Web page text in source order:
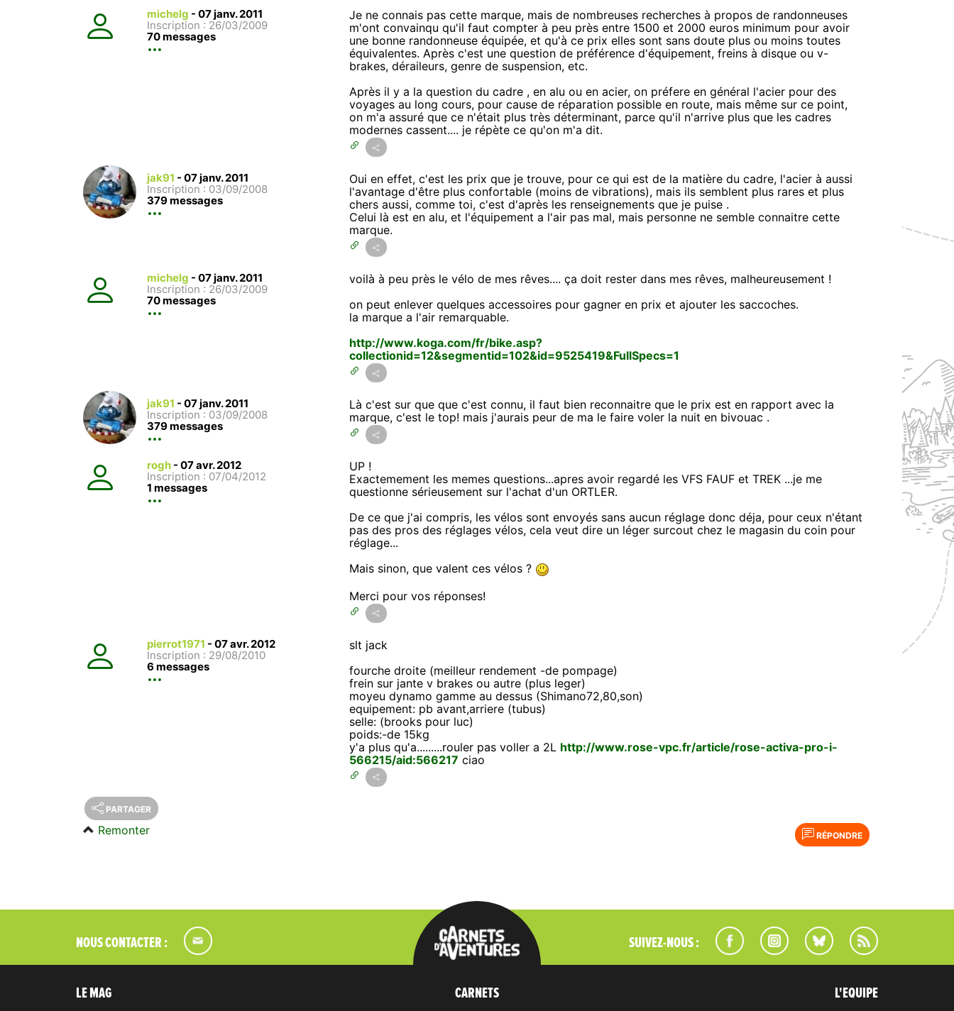
michelg - 07 janv. 2011
Inscription : 26/03/2009
70 messages
Je ne connais pas cette marque, mais de nombreuses recherches à propos de randonneuses
m'ont convainqu qu'il faut compter à peu près entre 1500 et 2000 euros minimum pour avoir
une bonne randonneuse équipée, et qu'à ce prix elles sont sans doute plus ou moins toutes
équivalentes. Après c'est une question de préférence d'équipement, freins à disque ou v-
brakes, déraileurs, genre de suspension, etc.
Après il y a la question du cadre , en alu ou en acier, on préfere en général l'acier pour des
voyages au long cours, pour cause de réparation possible en route, mais même sur ce point,
on m'a assuré que ce n'était plus très déterminant, parce qu'il n'arrive plus que les cadres
modernes cassent.... je répète ce qu'on m'a dit.
jak91 - 07 janv. 2011
Inscription : 03/09/2008
379 messages
Oui en effet, c'est les prix que je trouve, pour ce qui est de la matière du cadre, l'acier à aussi
l'avantage d'être plus confortable (moins de vibrations), mais ils semblent plus rares et plus
chers aussi, comme toi, c'est d'après les renseignements que je puise .
Celui là est en alu, et l'équipement a l'air pas mal, mais personne ne semble connaitre cette
marque.
michelg - 07 janv. 2011
Inscription : 26/03/2009
70 messages
voilà à peu près le vélo de mes rêves.... ça doit rester dans mes rêves, malheureusement !
on peut enlever quelques accessoires pour gagner en prix et ajouter les saccoches.
la marque a l'air remarquable.
http://www.koga.com/fr/bike.asp?
collectionid=12&segmentid=102&id=9525419&FullSpecs=1
jak91 - 07 janv. 2011
Inscription : 03/09/2008
379 messages
Là c'est sur que que c'est connu, il faut bien reconnaitre que le prix est en rapport avec la
marque, c'est le top! mais j'aurais peur de ma le faire voler la nuit en bivouac .
rogh - 07 avr. 2012
Inscription : 07/04/2012
1 messages
UP !
Exactemement les memes questions...apres avoir regardé les VFS FAUF et TREK ...je me
questionne sérieusement sur l'achat d'un ORTLER.
De ce que j'ai compris, les vélos sont envoyés sans aucun réglage donc déja, pour ceux n'étant
pas des pros des réglages vélos, cela veut dire un léger surcout chez le magasin du coin pour
réglage...
Mais sinon, que valent ces vélos ?
Merci pour vos réponses!
pierrot1971 - 07 avr. 2012
Inscription : 29/08/2010
6 messages
slt jack
fourche droite (meilleur rendement -de pompage)
frein sur jante v brakes ou autre (plus leger)
moyeu dynamo gamme au dessus (Shimano72,80,son)
equipement: pb avant,arriere (tubus)
selle: (brooks pour luc)
poids:-de 15kg
y'a plus qu'a.........rouler pas voller a 2L http://www.rose-vpc.fr/article/rose-activa-pro-i-
566215/aid:566217 ciao
PARTAGER
RÉPONDRE
Remonter
NOUS CONTACTER : SUIVEZ-NOUS :
LE MAG CARNETS L'EQUIPE